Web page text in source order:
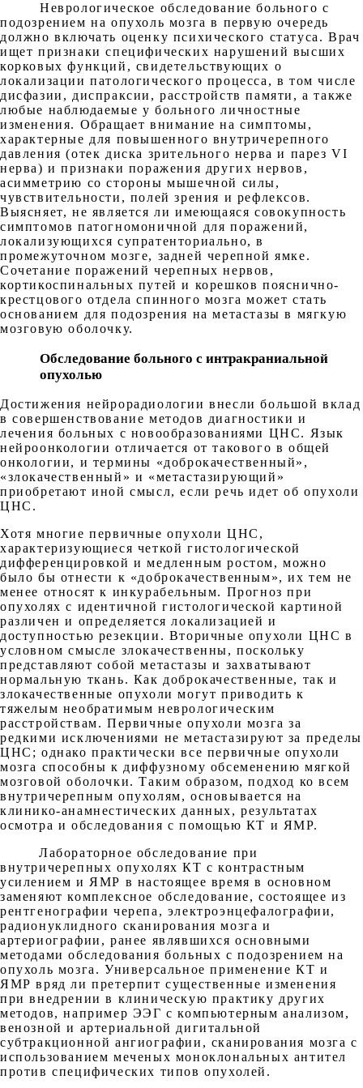
Неврологическое обследование больного с
подозрением на опухоль мозга в первую очередь
должно включать оценку психического статуса. Врач
ищет признаки специфических нарушений высших
корковых функций, свидетельствующих о
локализации патологического процесса, в том числе
дисфазии, диспраксии, расстройств памяти, а также
любые наблюдаемые у больного личностные
изменения. Обращает внимание на симптомы,
характерные для повышенного внутричерепного
давления (отек диска зрительного нерва и парез VI
нерва) и признаки поражения других нервов,
асимметрию со стороны мышечной силы,
чувствительности, полей зрения и рефлексов.
Выясняет, не является ли имеющаяся совокупность
симптомов патогномоничной для поражений,
локализующихся супратенториально, в
промежуточном мозге, задней черепной ямке.
Сочетание поражений черепных нервов,
кортикоспинальных путей и корешков пояснично-
крестцового отдела спинного мозга может стать
основанием для подозрения на метастазы в мягкую
мозговую оболочку.
Обследование больного с интракраниальной
опухолью
Достижения нейрорадиологии внесли большой вклад
в совершенствование методов диагностики и
лечения больных с новообразованиями ЦНС. Язык
нейроонкологии отличается от такового в общей
онкологии, и термины «доброкачественный»,
«злокачественный» и «метастазирующий»
приобретают иной смысл, если речь идет об опухоли
ЦНС.
Хотя многие первичные опухоли ЦНС,
характеризующиеся четкой гистологической
дифференцировкой и медленным ростом, можно
было бы отнести к «доброкачественным», их тем не
менее относят к инкурабельным. Прогноз при
опухолях с идентичной гистологической картиной
различен и определяется локализацией и
доступностью резекции. Вторичные опухоли ЦНС в
условном смысле злокачественны, поскольку
представляют собой метастазы и захватывают
нормальную ткань. Как доброкачественные, так и
злокачественные опухоли могут приводить к
тяжелым необратимым неврологическим
расстройствам. Первичные опухоли мозга за
редкими исключениями не метастазируют за пределы
ЦНС; однако практически все первичные опухоли
мозга способны к диффузному обсеменению мягкой
мозговой оболочки. Таким образом, подход ко всем
внутричерепным опухолям, основывается на
клинико-анамнестических данных, результатах
осмотра и обследования с помощью КТ и ЯМР.
Лабораторное обследование при
внутричерепных опухолях КТ с контрастным
усилением и ЯМР в настоящее время в основном
заменяют комплексное обследование, состоящее из
рентгенографии черепа, электроэнцефалографии,
радионуклидного сканирования мозга и
артериографии, ранее являвшихся основными
методами обследования больных с подозрением на
опухоль мозга. Универсальное применение КТ и
ЯМР вряд ли претерпит существенные изменения
при внедрении в клиническую практику других
методов, например ЭЭГ с компьютерным анализом,
венозной и артериальной дигитальной
субтракционной ангиографии, сканирования мозга с
использованием меченых моноклональных антител
против специфических типов опухолей.